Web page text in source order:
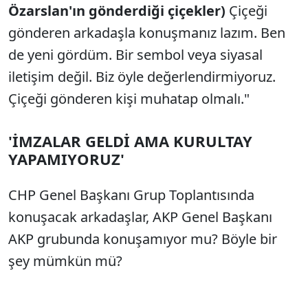
Özarslan'ın gönderdiği çiçekler) Çiçeği
gönderen arkadaşla konuşmanız lazım. Ben
de yeni gördüm. Bir sembol veya siyasal
iletişim değil. Biz öyle değerlendirmiyoruz.
Çiçeği gönderen kişi muhatap olmalı."
'İMZALAR GELDİ AMA KURULTAY
YAPAMIYORUZ'
CHP Genel Başkanı Grup Toplantısında
konuşacak arkadaşlar, AKP Genel Başkanı
AKP grubunda konuşamıyor mu? Böyle bir
şey mümkün mü?